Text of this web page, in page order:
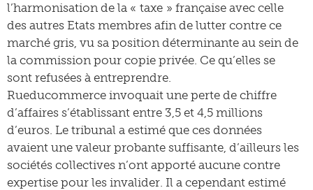
l’harmonisation de la « taxe » française avec celle
des autres Etats membres afin de lutter contre ce
marché gris, vu sa position déterminante au sein de
la commission pour copie privée. Ce qu’elles se
sont refusées à entreprendre.
Rueducommerce invoquait une perte de chiffre
d’affaires s’établissant entre 3,5 et 4,5 millions
d’euros. Le tribunal a estimé que ces données
avaient une valeur probante suffisante, d’ailleurs les
sociétés collectives n’ont apporté aucune contre
expertise pour les invalider. Il a cependant estimé